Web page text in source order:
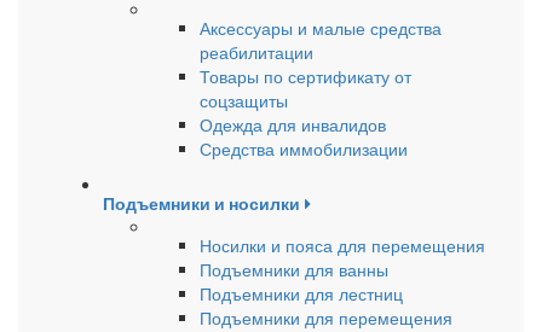
Аксессуары и малые средства
реабилитации
Товары по сертификату от
соцзащиты
Одежда для инвалидов
Средства иммобилизации
Подъемники и носилки
Носилки и пояса для перемещения
Подъемники для ванны
Подъемники для лестниц
Подъемники для перемещения